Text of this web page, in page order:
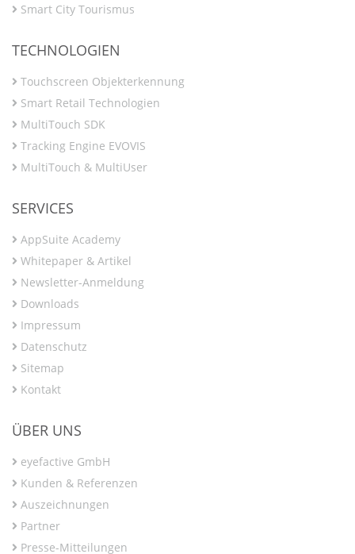
Smart City Tourismus
TECHNOLOGIEN
Touchscreen Objekterkennung
Smart Retail Technologien
MultiTouch SDK
Tracking Engine EVOVIS
MultiTouch & MultiUser
SERVICES
AppSuite Academy
Whitepaper & Artikel
Newsletter-Anmeldung
Downloads
Impressum
Datenschutz
Sitemap
Kontakt
ÜBER UNS
eyefactive GmbH
Kunden & Referenzen
Auszeichnungen
Partner
Presse-Mitteilungen